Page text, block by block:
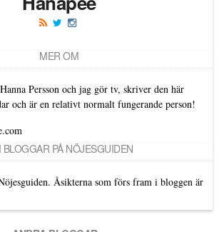
MER OM
Persson och jag gör tv, skriver den här
och är en relativt normalt fungerande person!
BLOGGAR PÅ NÖJESGUIDEN
Åsikterna som förs fram i bloggen är